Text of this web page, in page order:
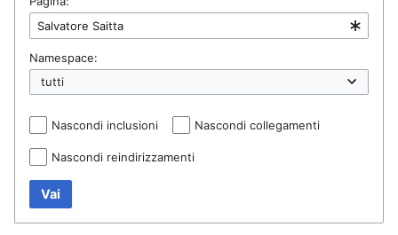
Namespace:
Nascondi inclusioni Nascondi collegamenti
Nascondi reindirizzamenti
Vai